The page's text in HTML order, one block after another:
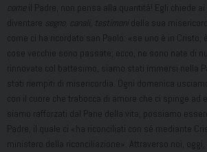
come il Padre, non pensa alla quantità! Egli chiede
diventare segno, canali, testimoni
della sua
come ci ha ricordato san Paolo: «se uno è in Cristo,
cose vecchie sono passate; ecco, ne sono nate di
rinnovate col battesimo, siamo stati immersi nella
stati riempiti di misericordia. Ogni domenica
con il cuore che trabocca di amore che ci spinge ad
siamo rafforzati dal Pane della vita, possiamo
Padre, il quale ci «ha riconciliati con sé mediante
ministero della riconciliazione». Attraverso noi,